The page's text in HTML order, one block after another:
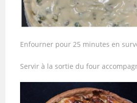
Enfourner pour 25 minutes en
Servir à la sortie du four